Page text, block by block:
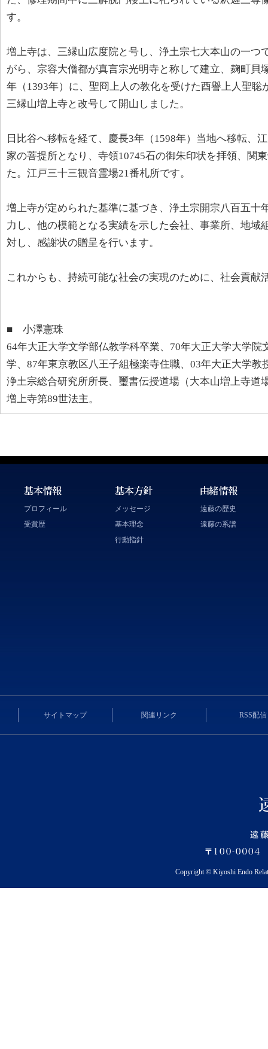
す。
増上寺は、三縁山広度院と号し、浄土宗七大本山の一つ
がら、宗容大僧都が真言宗光明寺と称して建立、麹町貝
年（1393年）に、聖冏上人の教化を受けた酉譽上人聖
三縁山増上寺と改号して開山しました。
日比谷へ移転を経て、慶長3年（1598年）当地へ移転、
家の菩提所となり、寺領10745石の御朱印状を拝領、関
た。江戸三十三観音霊場21番札所です。
増上寺が定められた基準に基づき、浄土宗開宗八百五十
力し、他の模範となる実績を示した会社、事業所、地域
対し、感謝状の贈呈を行います。
これからも、持続可能な社会の実現のために、社会貢献
■ 小澤憲珠
64年大正大学文学部仏教学科卒業、70年大正大学大学
学、87年東京教区八王子組極楽寺住職、03年大正大学教
浄土宗総合研究所所長、璽書伝授道場（大本山増上寺道
増上寺第89世法主。
プロフィール
受賞歴
メッセージ
基本理念
行動指針
遠藤の歴史
遠藤の系譜
サイトマップ 関連リンク RSS配信
Copyright © Kiyoshi Endo